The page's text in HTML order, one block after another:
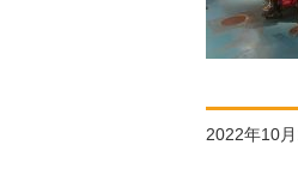
2022年10